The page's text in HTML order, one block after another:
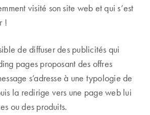
visité son site web et qui s’est
!
de diffuser des publicités qui
pages proposant des offres
s’adresse à une typologie de
la redirige vers une page web lui
ou des produits.